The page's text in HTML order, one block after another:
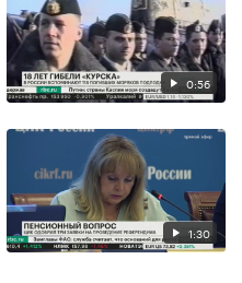
0:56
1:30